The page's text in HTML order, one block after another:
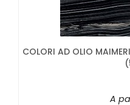
COLORI AD OLIO
A